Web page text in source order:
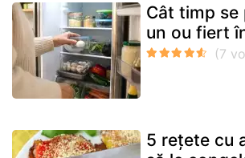
Cât timp se
un ou fiert
5 rețete cu